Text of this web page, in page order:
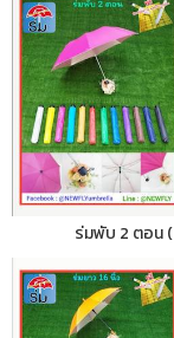
ร่มพับ 2 ตอน